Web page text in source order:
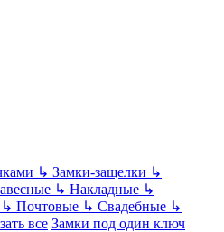
↳ Замки-защелки ↳
↳ Накладные ↳
↳ Почтовые ↳ Свадебные ↳
все Замки под один ключ